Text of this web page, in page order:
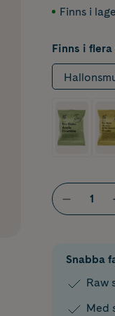
Finns i
Finns i
Snabba
Raw
Med